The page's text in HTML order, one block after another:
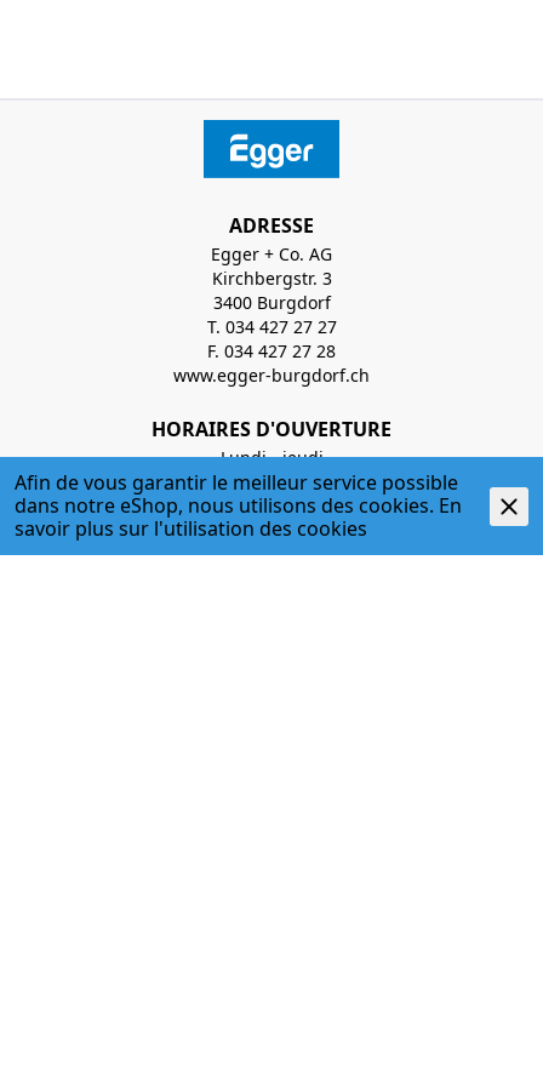
ADRESSE
Egger + Co. AG
Kirchbergstr. 3
3400 Burgdorf
T. 034 427 27 27
F. 034 427 27 28
www.egger-burgdorf.ch
HORAIRES D'OUVERTURE
Lundi - jeudi
07:00 Uhr - 12:00 Uhr; 13:00 Uhr - 17:30 Uhr
Vendredi
07:00 Uhr - 12:00 Uhr; 13:00 Uhr - 17:00 Uhr
Afin de vous garantir le meilleur service possible
dans notre eShop, nous utilisons des cookies. En
savoir plus sur l'utilisation des cookies